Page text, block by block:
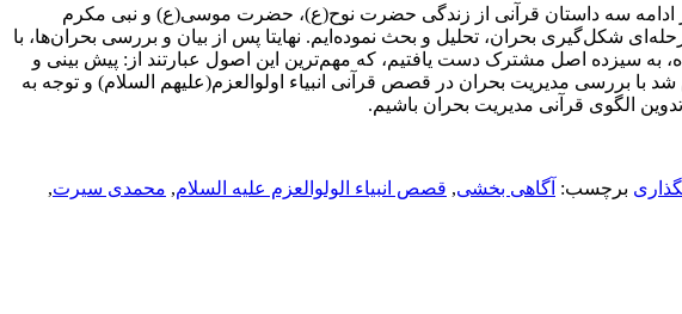
ادامه سه داستان قرآنی از زندگی حضرت نوح(ع)، حضرت موسی(ع) و نبی مکرم
شکل‌گیری بحران، تحلیل و بحث نموده‌ایم. نهایتا پس از بیان و بررسی بحران‌ها، ‌با
به سیزده اصل مشترک دست یافتیم، که مهم‌ترین این اصول عبارتند از: پیش بینی و
بررسی مدیریت بحران در قصص قرآنی انبیاء اولوالعزم(علیهم السلام) و توجه به
الگوی قرآنی مدیریت بحران باشیم.
برچسب: آگاهی بخشی, قصص انبیاء الولوالعزم علیه السلام, محمدی سیرت,